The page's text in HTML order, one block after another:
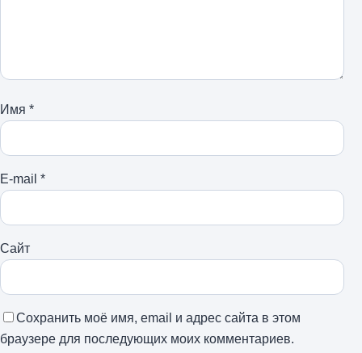
Имя *
E-mail *
Сайт
Сохранить моё имя, email и адрес сайта в этом
браузере для последующих моих комментариев.